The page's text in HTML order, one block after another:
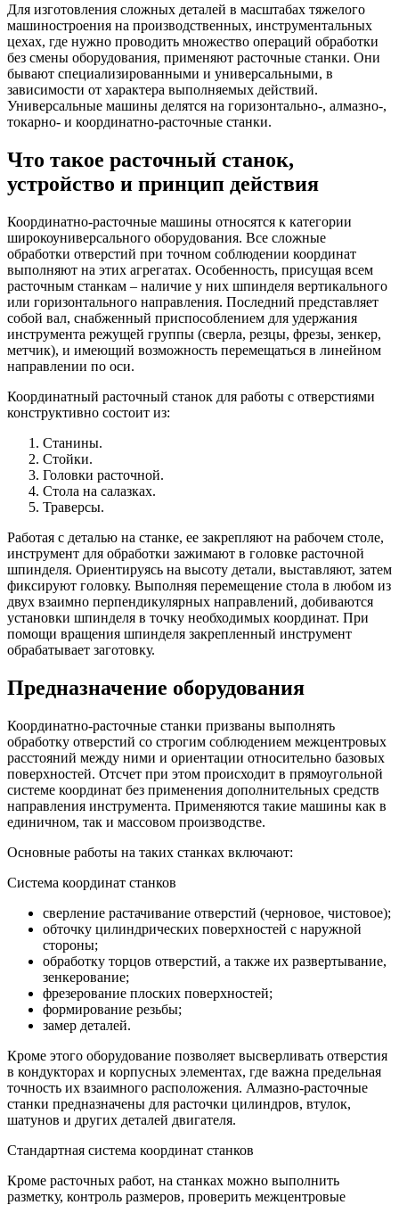
Для изготовления сложных деталей в масштабах тяжелого
машиностроения на производственных, инструментальных
цехах, где нужно проводить множество операций обработки
без смены оборудования, применяют расточные станки. Они
бывают специализированными и универсальными, в
зависимости от характера выполняемых действий.
Универсальные машины делятся на горизонтально-, алмазно-,
токарно- и координатно-расточные станки.
Что такое расточный станок,
устройство и принцип действия
Координатно-расточные машины относятся к категории
широкоуниверсального оборудования. Все сложные
обработки отверстий при точном соблюдении координат
выполняют на этих агрегатах. Особенность, присущая всем
расточным станкам – наличие у них шпинделя вертикального
или горизонтального направления. Последний представляет
собой вал, снабженный приспособлением для удержания
инструмента режущей группы (сверла, резцы, фрезы, зенкер,
метчик), и имеющий возможность перемещаться в линейном
направлении по оси.
Координатный расточный станок для работы с отверстиями
конструктивно состоит из:
Станины.
Стойки.
Головки расточной.
Стола на салазках.
Траверсы.
Работая с деталью на станке, ее закрепляют на рабочем столе,
инструмент для обработки зажимают в головке расточной
шпинделя. Ориентируясь на высоту детали, выставляют, затем
фиксируют головку. Выполняя перемещение стола в любом из
двух взаимно перпендикулярных направлений, добиваются
установки шпинделя в точку необходимых координат. При
помощи вращения шпинделя закрепленный инструмент
обрабатывает заготовку.
Предназначение оборудования
Координатно-расточные станки призваны выполнять
обработку отверстий со строгим соблюдением межцентровых
расстояний между ними и ориентации относительно базовых
поверхностей. Отсчет при этом происходит в прямоугольной
системе координат без применения дополнительных средств
направления инструмента. Применяются такие машины как в
единичном, так и массовом производстве.
Основные работы на таких станках включают:
Система координат станков
сверление растачивание отверстий (черновое, чистовое);
обточку цилиндрических поверхностей с наружной
стороны;
обработку торцов отверстий, а также их развертывание,
зенкерование;
фрезерование плоских поверхностей;
формирование резьбы;
замер деталей.
Кроме этого оборудование позволяет высверливать отверстия
в кондукторах и корпусных элементах, где важна предельная
точность их взаимного расположения. Алмазно-расточные
станки предназначены для расточки цилиндров, втулок,
шатунов и других деталей двигателя.
Стандартная система координат станков
Кроме расточных работ, на станках можно выполнить
разметку, контроль размеров, проверить межцентровые